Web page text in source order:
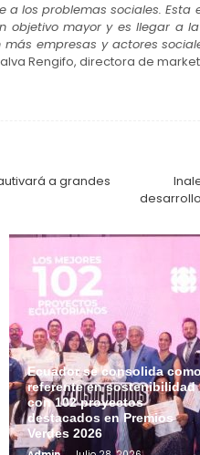
a los problemas sociales.
objetivo mayor y es llegar a
empresas y actores
Rengifo, directora de
a grandes
Ecuador se consolida como
referente en sostenibilidad
con 102 proyectos
destacados en Premios
Verdes 2026